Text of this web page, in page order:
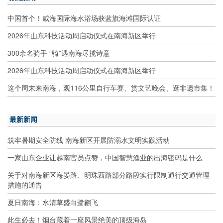
中国首个！威海国际海水浴场获蓝旗海滩国际认证
2026年山东科技活动周启动仪式在南海新区举行
300余名骑手 “骑”遇南海尽揽诗意
2026年山东科技活动周启动仪式在南海新区举行
这个周末来南海，观116公里自行车赛、赏文艺晚会、逛非遗市集！
最新新闻
筑牢暑期安全防线 南海新区开展防溺水文明实践活动
一家山东企业让越南官员点赞，中国智慧渔业的出海密码是什么
关于对南海新区海晏路、明珠西路部分路段实行限制通行交通管理
措施的通告
夏日南海：水清草盛白鹭翩飞
此生必去！烟台藏着一座风景绝美的顶级海岛